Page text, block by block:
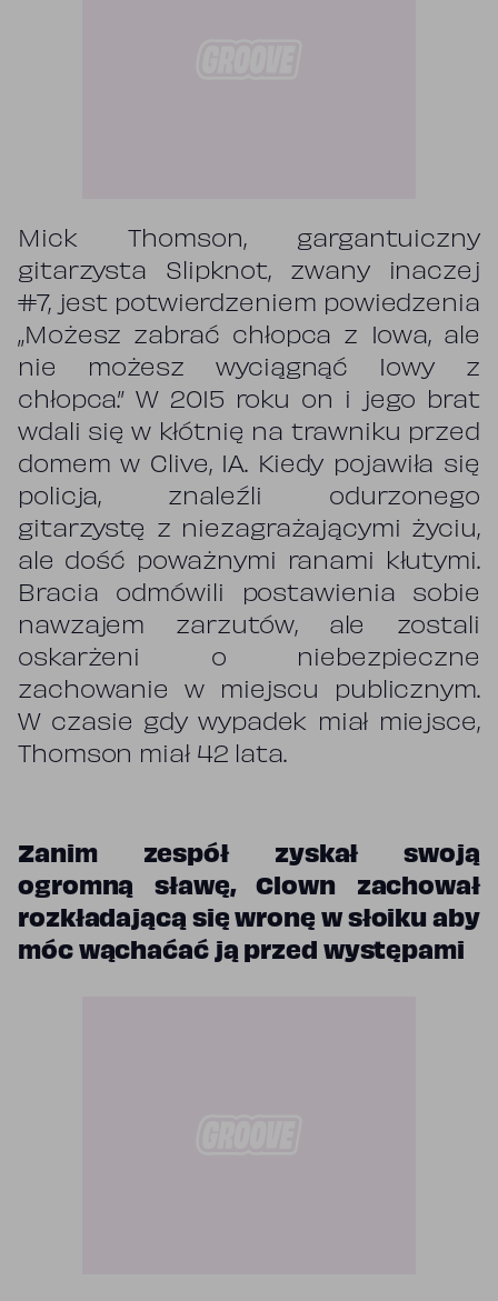
Mick Thomson, gargantuiczny
gitarzysta Slipknot, zwany inaczej
#7, jest potwierdzeniem powiedzenia
„Możesz zabrać chłopca z Iowa, ale
nie możesz wyciągnąć Iowy z
chłopca.” W 2015 roku on i jego brat
wdali się w kłótnię na trawniku przed
domem w Clive, IA. Kiedy pojawiła się
policja, znaleźli odurzonego
gitarzystę z niezagrażającymi życiu,
ale dość poważnymi ranami kłutymi.
Bracia odmówili postawienia sobie
nawzajem zarzutów, ale zostali
oskarżeni o niebezpieczne
zachowanie w miejscu publicznym.
W czasie gdy wypadek miał miejsce,
Thomson miał 42 lata.
Zanim zespół zyskał swoją
ogromną sławę, Clown zachował
rozkładającą się wronę w słoiku aby
móc wąchaćać ją przed występami